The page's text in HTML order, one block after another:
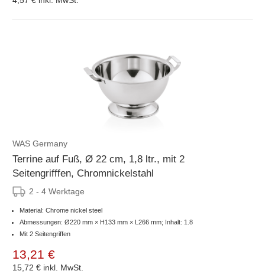
WAS Germany
Terrine auf Fuß, Ø 22 cm, 1,8 ltr., mit 2
Seitengrifffen, Chromnickelstahl
2 - 4 Werktage
Material: Chrome nickel steel
Abmessungen: Ø220 mm × H133 mm × L266 mm; Inhalt: 1.8
Mit 2 Seitengriffen
13,21 €
15,72 € inkl. MwSt.